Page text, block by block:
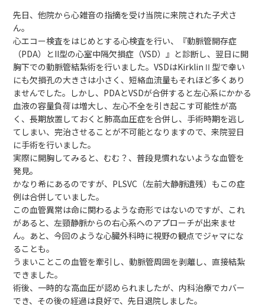
先日、他院から心雑音の指摘を受け当院に来院された子犬さ
ん。
心エコー検査をはじめとする心検査を行い、『動脈管開存症
（PDA）とII型の心室中隔欠損症（VSD）』と診断し、翌日に開
胸下での動脈管結紮術を行いました。VSDはKirklinⅡ型で幸い
にも欠損孔の大きさは小さく、短絡血流量もそれほど多くあり
ませんでした。しかし、PDAとVSDが合併すると左心系にかかる
血液の容量負荷は増大し、左心不全を引き起こす可能性が高
く、長期放置しておくと肺高血圧症を合併し、手術時期を逃し
てしまい、完治させることが不可能となりますので、来院翌日
に手術を行いました。
実際に開胸してみると、むむ？、普段見慣れないような血管を
発見。
かなり希にあるのですが、PLSVC（左前大静脈遺残）もこの症
例は合併していました。
この血管異常は命に関わるような奇形ではないのですが、これ
があると、左頸静脈からの右心系へのアプローチが出来ませ
ん。あと、今回のような心臓外科時に視野の観点でジャマにな
ることも。
うまいことこの血管を牽引し、動脈管周囲を剥離し、直接結紮
できました。
術後、一時的な高血圧が認められましたが、内科治療でカバー
でき、その後の経過は良好で、先日退院しました。